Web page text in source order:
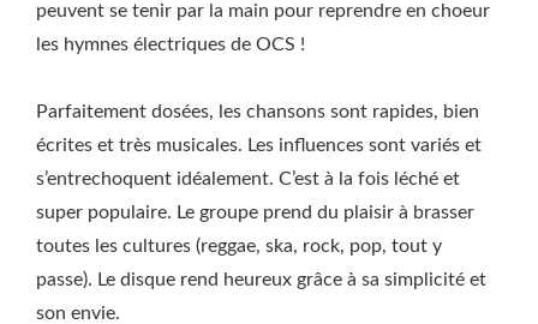
peuvent se tenir par la main pour reprendre en choeur
les hymnes électriques de OCS !
Parfaitement dosées, les chansons sont rapides, bien
écrites et très musicales. Les influences sont variés et
s’entrechoquent idéalement. C’est à la fois léché et
super populaire. Le groupe prend du plaisir à brasser
toutes les cultures (reggae, ska, rock, pop, tout y
passe). Le disque rend heureux grâce à sa simplicité et
son envie.